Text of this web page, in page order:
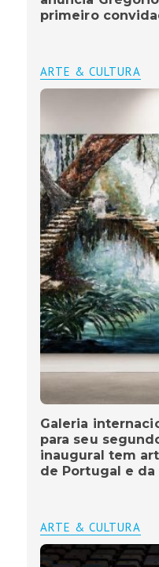
primeiro
ARTE & CULTURA
Galeria
para seu
inaugural tem
de Portugal e da
ARTE & CULTURA